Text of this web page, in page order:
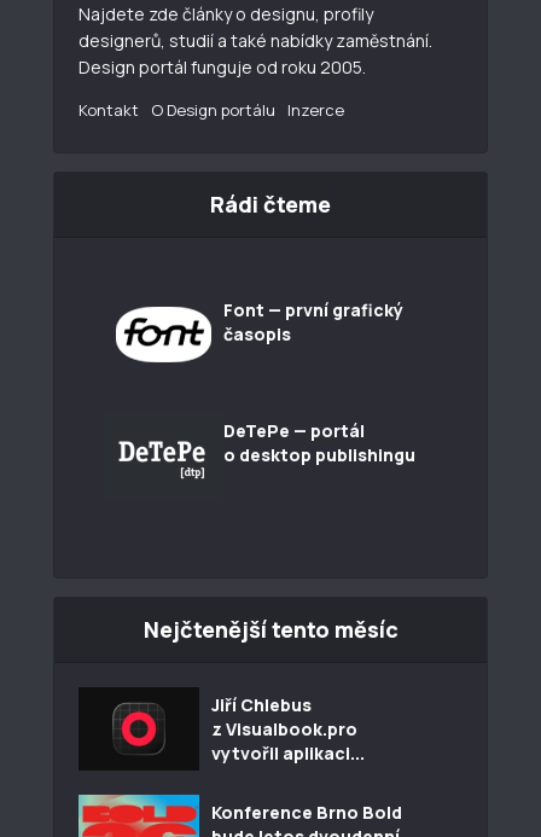
Najdete zde články o designu, profily
designerů, studií a také nabídky zaměstnání.
Design portál funguje od roku 2005.
Kontakt O Design portálu Inzerce
Rádi čteme
Font — první grafický
časopis
DeTePe — portál
o desktop publishingu
Nejčtenější tento měsíc
Jiří Chlebus
z Visualbook.pro
vytvořil aplikaci...
Konference Brno Bold